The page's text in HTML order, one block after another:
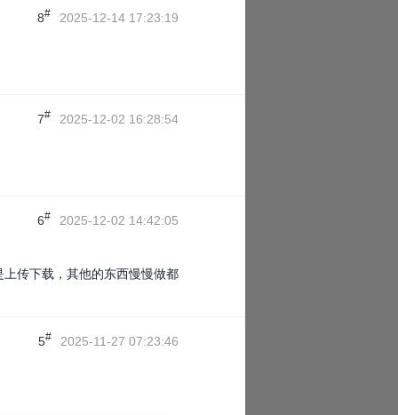
8# 2025-12-14 17:23:19
7# 2025-12-02 16:28:54
6# 2025-12-02 14:42:05
传下载，其他的东西慢慢做都
5# 2025-11-27 07:23:46